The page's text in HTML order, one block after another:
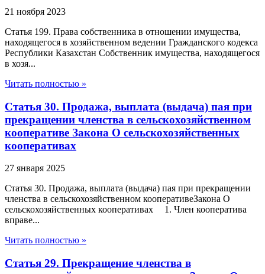
21 ноября 2023
Статья 199. Права собственника в отношении имущества,
находящегося в хозяйственном ведении Гражданского кодекса
Республики Казахстан Собственник имущества, находящегося
в хозя...
Читать полностью »
Статья 30. Продажа, выплата (выдача) пая при
прекращении членства в сельскохозяйственном
кооперативе Закона О сельскохозяйственных
кооперативах
27 января 2025
Статья 30. Продажа, выплата (выдача) пая при прекращении
членства в сельскохозяйственном кооперативеЗакона О
сельскохозяйственных кооперативах 1. Член кооператива
вправе...
Читать полностью »
Статья 29. Прекращение членства в